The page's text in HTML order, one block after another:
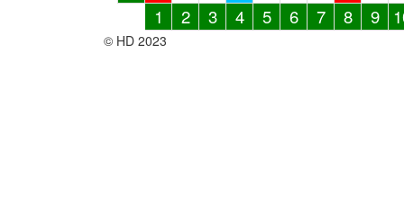
1
2 3 4 5 6 7 8 9
© HD 2023